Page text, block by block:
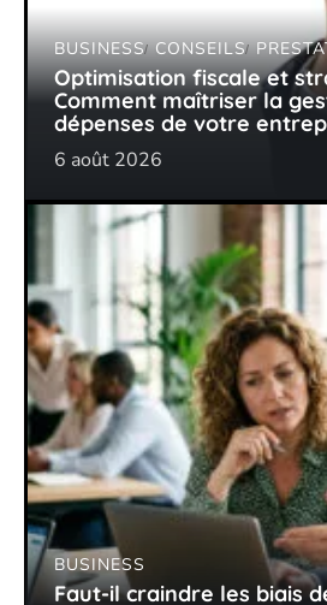
BUSINESS CONSEILS
Optimisation fiscale et
Comment maîtriser la
dépenses de votre
6 août 2026
BUSINESS
Faut-il craindre les biais